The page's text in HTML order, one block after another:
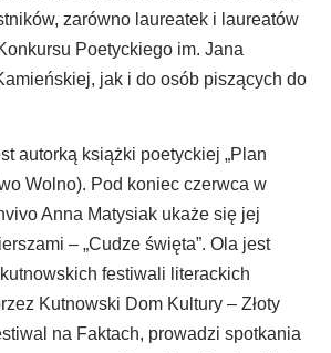
zarówno laureatek i laureatów
Poetyckiego im. Jana
jak i do osób piszących do
autorką książki poetyckiej „Plan
Wolno). Pod koniec czerwca w
Anna Matysiak ukaże się jej
– „Cudze święta”. Ola jest
festiwali literackich
Kutnowski Dom Kultury – Złoty
na Faktach, prowadzi spotkania